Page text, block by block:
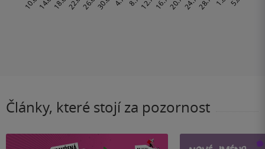
Články, které stojí za pozornost